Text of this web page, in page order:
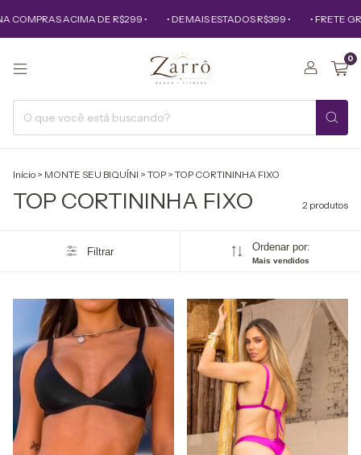
COMPRAS ACIMA DE R$299 • • DEMAIS ESTADOS R$399 • • FRETE
0
Início > MONTE SEU BIQUÍNI > TOP > TOP CORTININHA FIXO
TOP CORTININHA FIXO 2 produtos
Filtrar Ordenar por:
Mais vendidos